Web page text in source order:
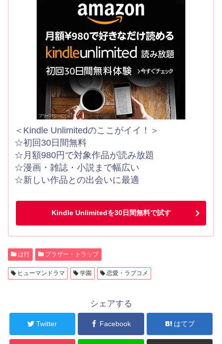
＜Kindle Unlimitedのここがイイ！＞
☆初回30日間無料
☆月額980円で対象作品が読み放題
☆漫画・雑誌・小説まで幅広い
☆新しい作品との出会いに最適
Kindle Unlimitedを30日間無料で試す
は行 ブラザー・トラップ
ヒューマンドラマ 学園 恋愛・ラブコメ
シェアする
Twitter Facebook はてブ